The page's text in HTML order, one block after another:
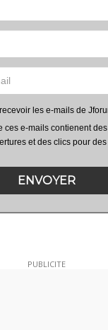
les e-mails de
ces e-mails contienent
et des clics pour
ENVOYER